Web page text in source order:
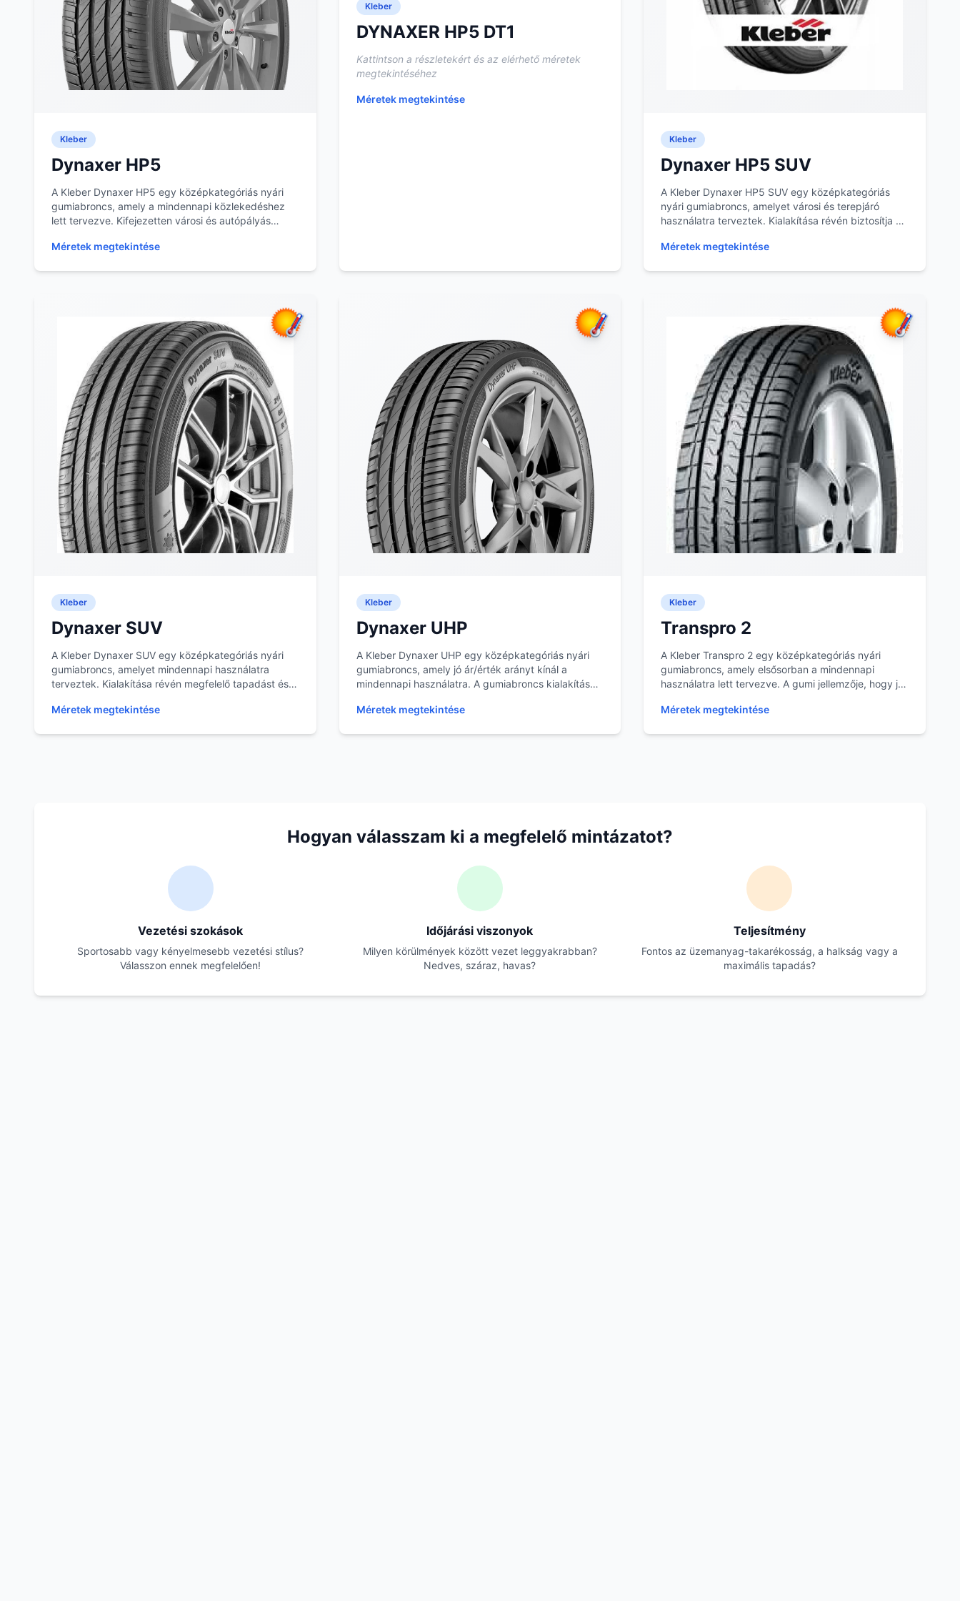
Kleber
Dynaxer HP5
A Kleber Dynaxer HP5 egy középkategóriás nyári
gumiabroncs, amely a mindennapi közlekedéshez
lett tervezve. Kifejezetten városi és autópályás
Méretek megtekintése
Kleber
DYNAXER HP5 DT1
Kattintson a részletekért és az elérhető méretek
megtekintéséhez
Méretek megtekintése
Kleber
Dynaxer HP5 SUV
A Kleber Dynaxer HP5 SUV egy középkategóriás
nyári gumiabroncs, amelyet városi és terepjáró
használatra terveztek. Kialakítása révén biztosítja a
Méretek megtekintése
Kleber
Dynaxer SUV
A Kleber Dynaxer SUV egy középkategóriás nyári
gumiabroncs, amelyet mindennapi használatra
terveztek. Kialakítása révén megfelelő tapadást és
Méretek megtekintése
Kleber
Dynaxer UHP
A Kleber Dynaxer UHP egy középkategóriás nyári
gumiabroncs, amely jó ár/érték arányt kínál a
mindennapi használatra. A gumiabroncs kialakítása
Méretek megtekintése
Kleber
Transpro 2
A Kleber Transpro 2 egy középkategóriás nyári
gumiabroncs, amely elsősorban a mindennapi
használatra lett tervezve. A gumi jellemzője, hogy jó
Méretek megtekintése
Hogyan válasszam ki a megfelelő mintázatot?
Vezetési szokások
Sportosabb vagy kényelmesebb vezetési stílus?
Válasszon ennek megfelelően!
Időjárási viszonyok
Milyen körülmények között vezet leggyakrabban?
Nedves, száraz, havas?
Teljesítmény
Fontos az üzemanyag-takarékosság, a halkság vagy a
maximális tapadás?